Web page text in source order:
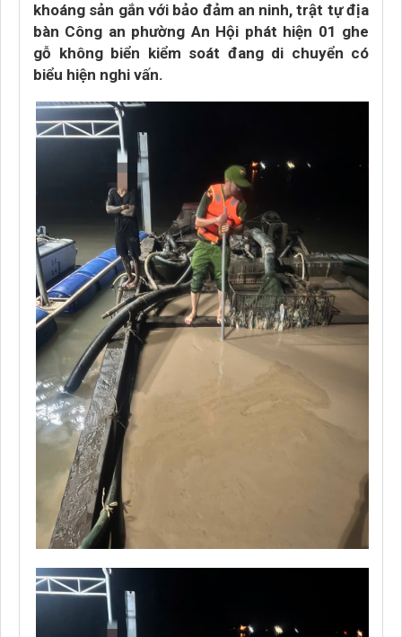
khoáng sản gắn với bảo đảm an ninh, trật tự địa
bàn Công an phường An Hội phát hiện 01 ghe
gỗ không biển kiểm soát đang di chuyển có
biểu hiện nghi vấn.